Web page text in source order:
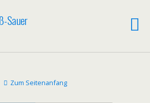
Sauer
Zum Seitenanfang